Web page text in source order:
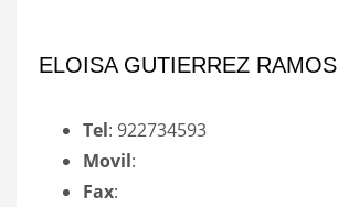
ELOISA GUTIERREZ RAMOS
Tel: 922734593
Movil:
Fax: